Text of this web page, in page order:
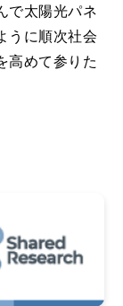
で太陽光パネ
うに順次社会
高めて参りた